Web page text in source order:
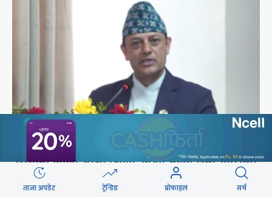
‘संसद्‍मा कालो चस्मा खोल्नू, बैठक चल्दा सेयर कारोबार
नगर्नू’
ताजा अपडेट ट्रेन्डिङ प्रोफाइल सर्च